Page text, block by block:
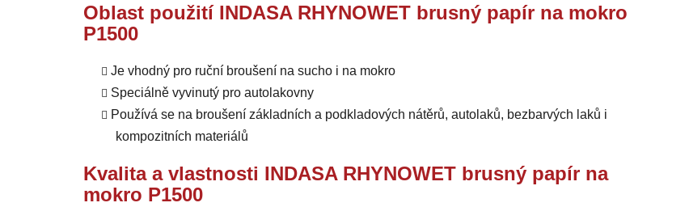
Oblast použití INDASA RHYNOWET brusný papír na mokro
P1500
Je vhodný pro ruční broušení na sucho i na mokro
Speciálně vyvinutý pro autolakovny
Používá se na broušení základních a podkladových nátěrů, autolaků, bezbarvých laků i
kompozitních materiálů
Kvalita a vlastnosti INDASA RHYNOWET brusný papír na
mokro P1500